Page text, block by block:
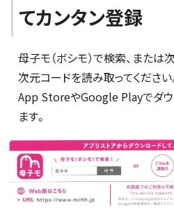
てカンタン登録
母子モ（ボシモ）で検索、また
次元コードを読み取ってください
App StoreやGoogle Playでダウ
ます。